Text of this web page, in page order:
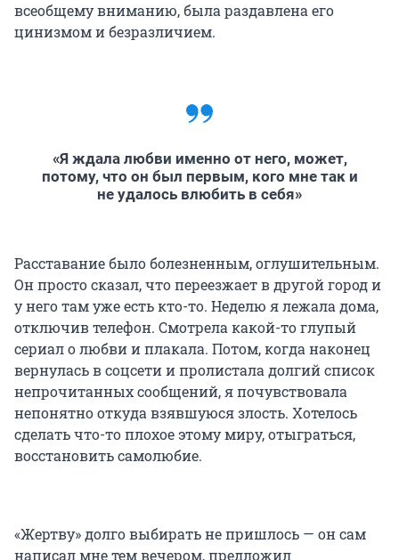
всеобщему вниманию, была раздавлена его
цинизмом и безразличием.
«Я ждала любви именно от него, может,
потому, что он был первым, кого мне так и
не удалось влюбить в себя»
Расставание было болезненным, оглушительным.
Он просто сказал, что переезжает в другой город и
у него там уже есть кто-то. Неделю я лежала дома,
отключив телефон. Смотрела какой-то глупый
сериал о любви и плакала. Потом, когда наконец
вернулась в соцсети и пролистала долгий список
непрочитанных сообщений, я почувствовала
непонятно откуда взявшуюся злость. Хотелось
сделать что-то плохое этому миру, отыграться,
восстановить самолюбие.
«Жертву» долго выбирать не пришлось — он сам
написал мне тем вечером, предложил